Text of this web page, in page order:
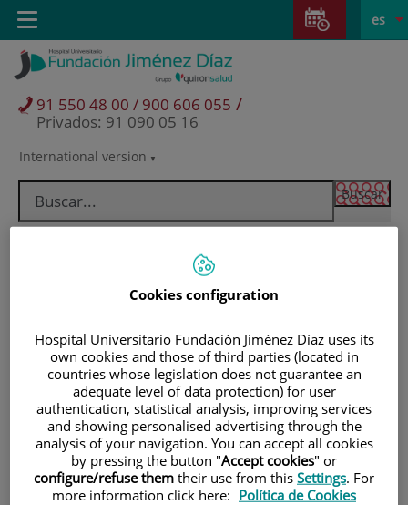
Saltar al contenido
Saltar
contenido
Selector
idioma
activo
es
International version
91 550 48 00 / 900 606 055 /
Privados: 91 090 05 16
Toggle
navigation
Pacientes y visitantes
Cookies configuration
Hospital Universitario Fundación Jiménez Díaz uses its
own cookies and those of third parties (located in
countries whose legislation does not guarantee an
adequate level of data protection) for user
authentication, statistical analysis, improving services
and showing personalised advertising through the
analysis of your navigation. You can accept all cookies
by pressing the button "Accept cookies" or
configure/refuse them their use from this Settings. For
more information click here: Política de Cookies